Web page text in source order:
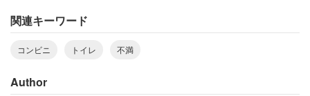
「22時の始業前にトイレ清掃をしていました。そのあとも
イレのことを考え、とても憂鬱になることもありました」
関連キーワード
コンビニ トイレ 不満
Author